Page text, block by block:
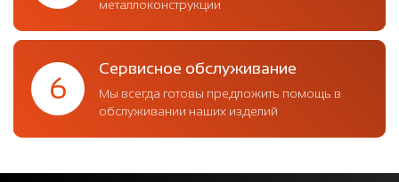
металлоконструкции
6
Сервисное обслуживание
Мы всегда готовы предложить помощь в
обслуживании наших изделий